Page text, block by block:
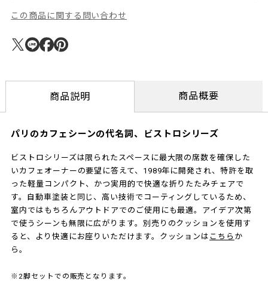
この商品に関する問い合わせ
商品説明 商品概要
パリのカフェシーンの代名詞、ビストロシリーズ
ビストロシリーズは限られたスペースに最大限の席数を確保した
いカフェオーナーの要望に答えて、1989年に開発され、特許を取
った軽量コンパクト、かつ実用的で快適な折りたたみチェアで
す。自動車塗装と同じ、高い技術でコーティングしているため、
室内ではもちろんアウトドアでのご使用にも最適。アイデア次第
で使うシーンも無限に広がります。別売りのクッションを使用す
ると、より快適にお座りいただけます。クッションは こちら か
ら。
※2脚セットでの販売となります。